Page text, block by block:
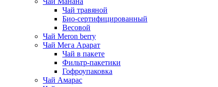
Чай травяной
Био-сертифицированный
Весовой
Чай Meron berry
Чай Мега Арарат
Чай в пакете
Фильтр-пакетики
Гофроупаковка
Чай Амарас